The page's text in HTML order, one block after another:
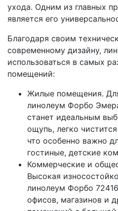
ухода. Одним из главных
является его
Благодаря своим
современному дизайну,
использоваться в самых
помещений:
Жилые помещения.
линолеум Форбо
станет идеальным
ощупь, легко
что особенно важно
гостиные, детские
Коммерческие и
Высокая
линолеум Форбо
офисов, магазинов и